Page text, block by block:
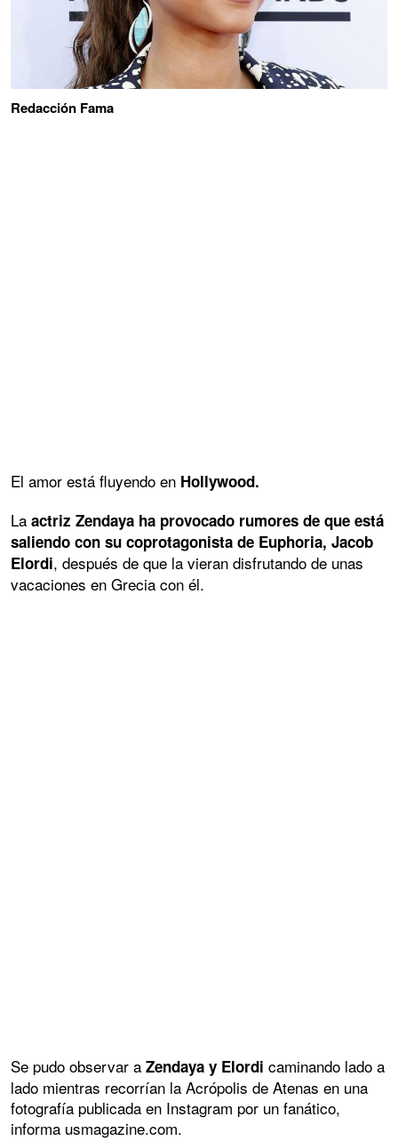
Redacción Fama
El amor está fluyendo en Hollywood.
La actriz Zendaya ha provocado rumores de que está
saliendo con su coprotagonista de Euphoria, Jacob
Elordi, después de que la vieran disfrutando de unas
vacaciones en Grecia con él.
Se pudo observar a Zendaya y Elordi caminando lado a
lado mientras recorrían la Acrópolis de Atenas en una
fotografía publicada en Instagram por un fanático,
informa usmagazine.com.